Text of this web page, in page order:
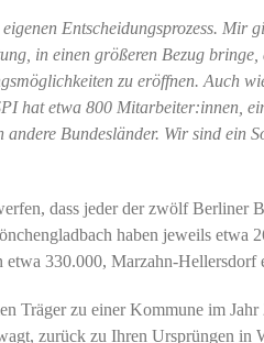
Entscheidungsprozess. Mir
in einen größeren Bezug
zu eröffnen. Auch
hat etwa 800 Mitarbeiter:innen,
Bundesländer. Wir sind ein
dass jeder der zwölf Berliner
haben jeweils etwa
330.000, Marzahn-Hellersdorf
Träger zu einer Kommune im
zurück zu Ihren Ursprüngen in